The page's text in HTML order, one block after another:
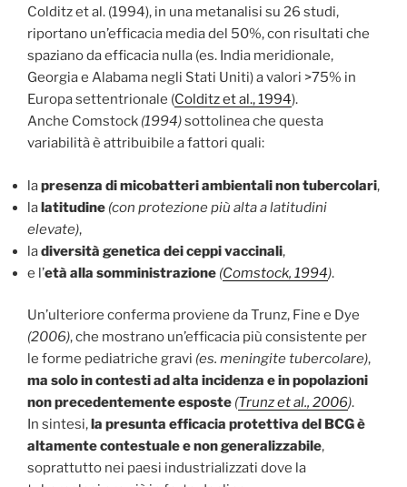
Colditz et al. (1994), in una metanalisi su 26 studi,
riportano un’efficacia media del 50%, con risultati che
spaziano da efficacia nulla (es. India meridionale,
Georgia e Alabama negli Stati Uniti) a valori >75% in
Europa settentrionale (Colditz et al., 1994).
Anche Comstock (1994)sottolinea che questa
variabilità è attribuibile a fattori quali:
lapresenza di micobatteri ambientali non tubercolari,
lalatitudine (con protezione più alta a latitudini
elevate),
ladiversità genetica dei ceppi vaccinali,
e l’età alla somministrazione (Comstock, 1994).
Un’ulteriore conferma proviene da Trunz, Fine e Dye
(2006), che mostrano un’efficacia più consistente per
le forme pediatriche gravi (es. meningite tubercolare),
ma solo in contesti ad alta incidenza e in popolazioni
non precedentemente esposte (Trunz et al., 2006).
In sintesi,la presunta efficacia protettiva del BCG è
altamente contestuale e non generalizzabile,
soprattutto nei paesi industrializzati dove la